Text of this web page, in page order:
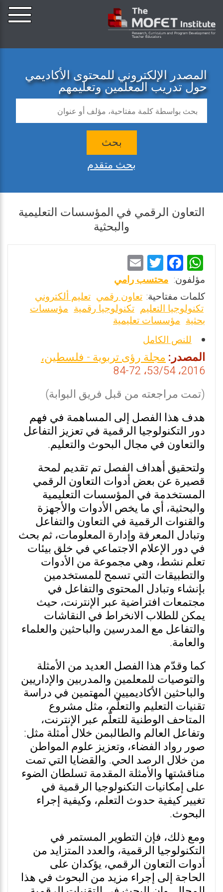
المصدر الإلكتروني للمحتوى الأكاديمي
حول تدريب المعلمين وتعليمهم
بحث
بحث متقدم
التعاون الرقمي في المؤسسات التعليمية
والبحثية
W
h
at
s
A
p
p
F
a
ce
b
o
o
k
T
wi
tt
er
m
ai
l
مؤلفون: محتسب رامي
كلمات مفتاحية: تعاون رقمي تعليم ألكتروني
تكنولوجيا التعليم تكنولوجيا رقمية مؤسسات
بحثية مؤسسات تعليمية
للنص الكامل
المصدر:مجلة رؤى تربوية - فلسطين،
2016، 53/54، 72-84
(تمت مراجعته من قبل فريق البوابة)
هدف هذا الفصل إلى المساهمة في فهم
دور التكنولوجيا الرقمية في تعزيز التفاعل
والتعاون في مجال البحوث والتعليم.
ولتحقيق أهداف الفصل تم تقديم لمحة
قصيرة عن بعض أدوات التعاون الرقمي
المستخدمة في المؤسسات التعليمية
والبحثية، أي ما يخص الأدوات والأجهزة
والقنوات الرقمية في التعاون والتفاعل
وتبادل المعرفة وإدارة المعلومات، ثم بحث
في دور الإعلام الاجتماعي في خلق بيئات
تعلم نشط، وهي مجموعة من الأدوات
والتطبيقات التي تسمح للمستخدمين
بإنشاء وتبادل المحتوى والتفاعل في
مجتمعات افتراضية عبر الإنترنت، حيث
يمكن للطلاب الانخراط في النقاشات
والتفاعل مع المدرسين والباحثين والعلماء
والعامة.
كما وقدّم هذا الفصل العديد من الأمثلة
والتوصيات للمعلمين والمدربين والإداريين
والباحثين الأكاديميين المهتمين في دراسة
تقنيات التعليم والتعلّم، مثل مشروع
المتاحف الوطنية للتعلّم عبر الإنترنت،
وتفاعل العالم والطالبمن خلال أمثلة مثل:
صور رواد الفضاء، وتعزيز علوم المواطن
من خلال الرصد الحي. والقضايا التي تمت
مناقشتها والأمثلة المقدمة تسلطان الضوء
على إمكانيات التكنولوجيا الرقمية في
تغيير كيفية حدوث التعلم، وكيفية إجراء
البحوث.
ومع ذلك، فإن التطوير المستمر في
التكنولوجيا الرقمية، والعدد المتزايد من
أدوات التعاون الرقمي، يؤكدان على
الحاجة إلى إجراء مزيد من البحوث في هذا